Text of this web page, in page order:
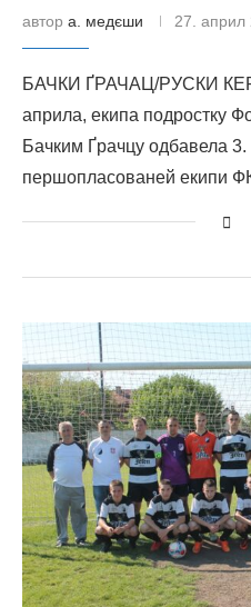
автор а. медєши 27. април
БАЧКИ ҐРАЧАЦ/РУСКИ
априла, екипа подростку
Бачким Ґрачцу одбавела
першопласованей екипи